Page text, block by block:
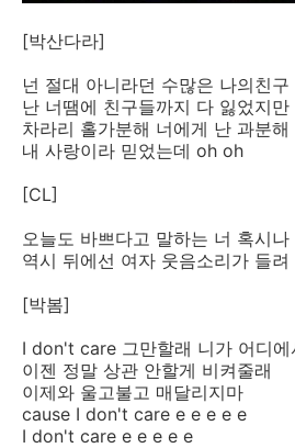
[박산다라]
넌 절대 아니라던 수많은 나의친구
난 너땜에 친구들까지 다 잃었지만
차라리 홀가분해 너에게 난 과분해
내 사랑이라 믿었는데 oh oh
[CL]
오늘도 바쁘다고 말하는 너 혹시
역시 뒤에선 여자 웃음소리가 들
[박봄]
I don't care 그만할래 니가 어디에
이젠 정말 상관 안할게 비켜줄래
이제와 울고불고 매달리지마
cause I don't care e e e e e
I don't care e e e e e